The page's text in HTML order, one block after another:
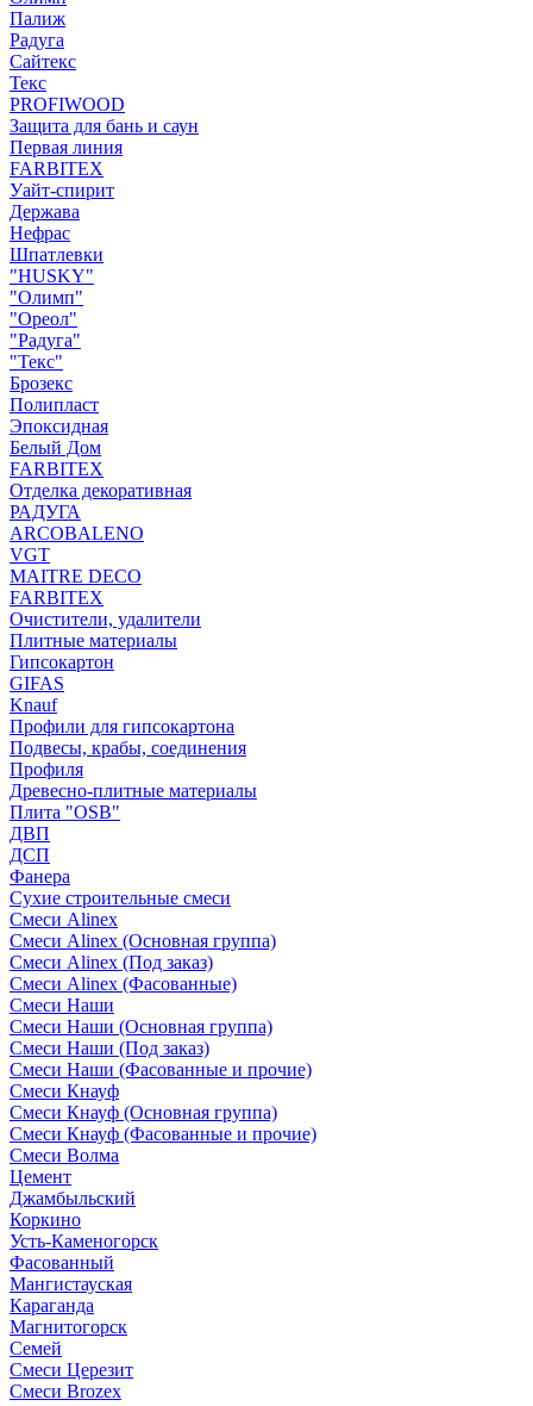
Палиж
Радуга
Сайтекс
Текс
PROFIWOOD
Защита для бань и саун
Первая линия
FARBITEX
Уайт-спирит
Держава
Нефрас
Шпатлевки
"HUSKY"
"Олимп"
"Ореол"
"Радуга"
"Текс"
Брозекс
Полипласт
Эпоксидная
Белый Дом
FARBITEX
Отделка декоративная
РАДУГА
ARCOBALENO
VGT
MAITRE DECO
FARBITEX
Очистители, удалители
Плитные материалы
Гипсокартон
GIFAS
Knauf
Профили для гипсокартона
Подвесы, крабы, соединения
Профиля
Древесно-плитные материалы
Плита "OSB"
ДВП
ДСП
Фанера
Сухие строительные смеси
Смеси Alinex
Смеси Alinex (Основная группа)
Смеси Alinex (Под заказ)
Смеси Alinex (Фасованные)
Смеси Наши
Смеси Наши (Основная группа)
Смеси Наши (Под заказ)
Смеси Наши (Фасованные и прочие)
Смеси Кнауф
Смеси Кнауф (Основная группа)
Смеси Кнауф (Фасованные и прочие)
Смеси Волма
Цемент
Джамбыльский
Коркино
Усть-Каменогорск
Фасованный
Мангистауская
Караганда
Магнитогорск
Семей
Смеси Церезит
Смеси Brozex